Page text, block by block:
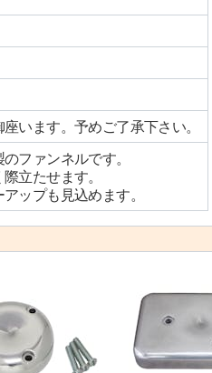
います。予めご了承下さい。
ファンネルです。
立たせます。
ップも見込めます。